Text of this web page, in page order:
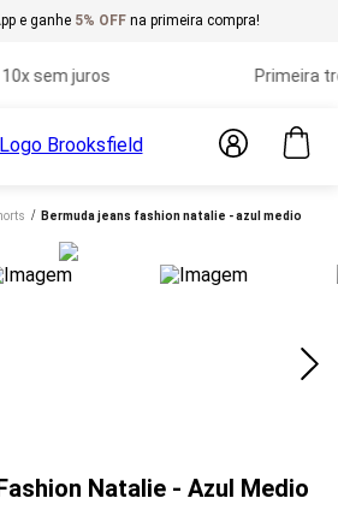
e ganhe 5% OFF na primeira compra!
sem juros Primeira
shorts bermuda jeans fashion natalie - azul medio
Natalie - Azul Medio